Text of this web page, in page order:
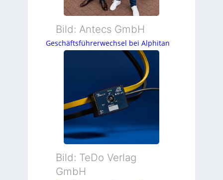
Bild: Antecs GmbH
Geschäftsführerwechsel bei Alphitan
Bild: TeDo Verlag
GmbH